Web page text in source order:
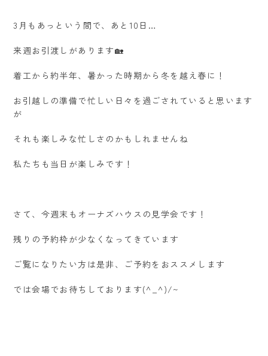
3月もあっという間で、あと10日…
来週お引渡しがあります🏡
着工から約半年、暑かった時期から冬を越え春に！
お引越しの準備で忙しい日々を過ごされていると思います
が
それも楽しみな忙しさのかもしれませんね
私たちも当日が楽しみです！
さて、今週末もオーナズハウスの見学会です！
残りの予約枠が少なくなってきています
ご覧になりたい方は是非、ご予約をおススメします
では会場でお待ちしております(^_^)/~